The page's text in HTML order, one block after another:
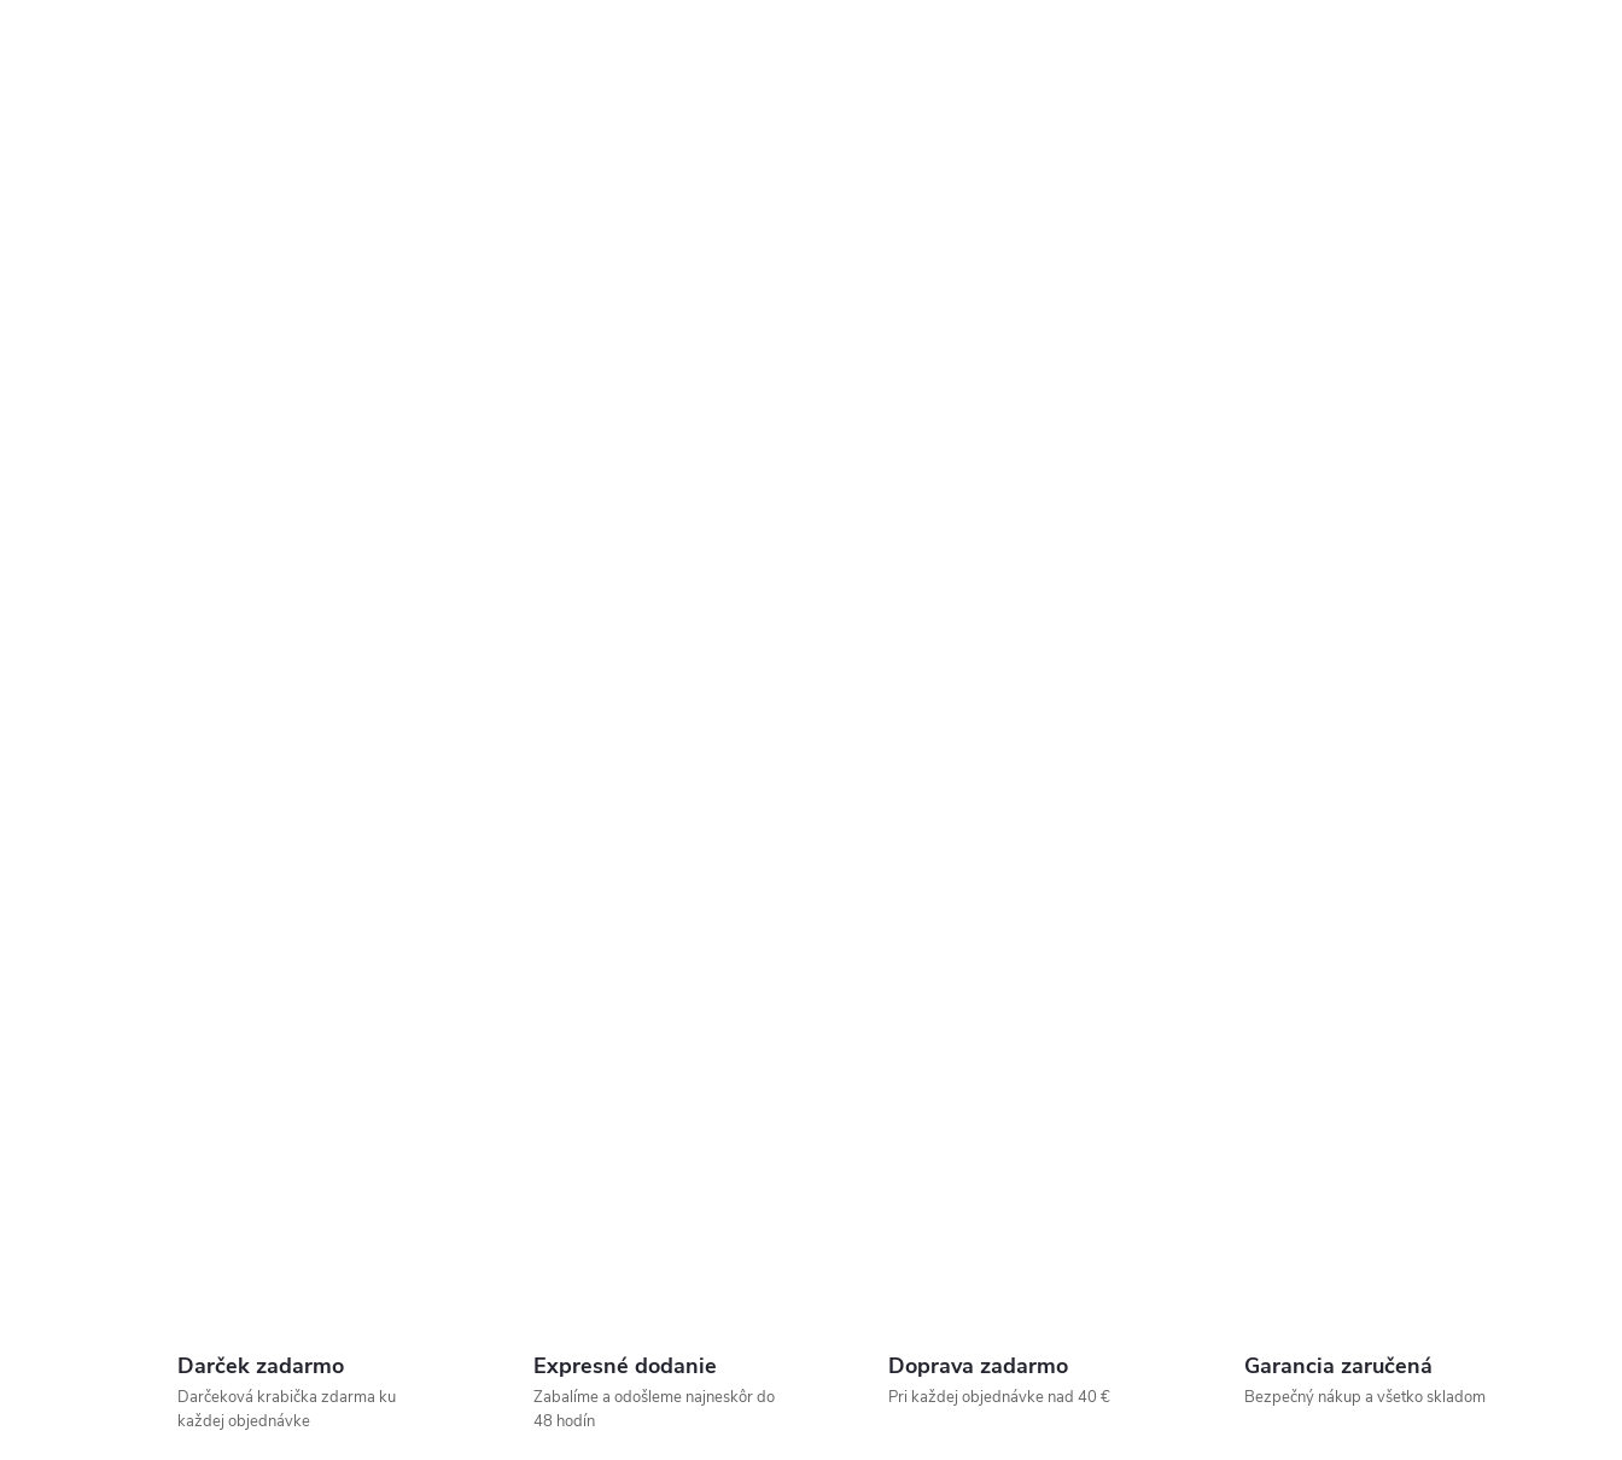
Darček zadarmo
Darčeková krabička zdarma ku
každej objednávke
Expresné dodanie
Zabalíme a odošleme najneskôr do
48 hodín
Doprava zadarmo
Pri každej objednávke nad 40 €
Garancia zaručená
Bezpečný nákup a všetko skladom